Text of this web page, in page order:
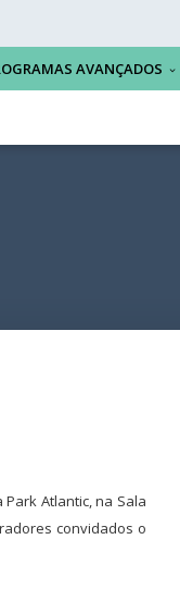
AVANÇADOS
Park Atlantic, na Sala
convidados o